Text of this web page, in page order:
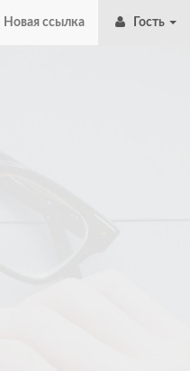
Новая ссылка Гость